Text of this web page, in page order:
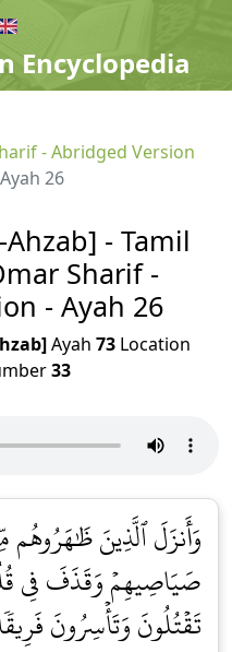
Encyclopedia
- Abridged Version
Ayah 26
- Tamil
Sharif -
- Ayah 26
Ayah 73 Location
33
وَأَنزَلَ ٱلَّذِينَ
صَيَاصِيهِمۡ وَقَذَفَ فِي
تَقۡتُلُونَ وَتَأۡسِرُونَ فَرِيقٗا